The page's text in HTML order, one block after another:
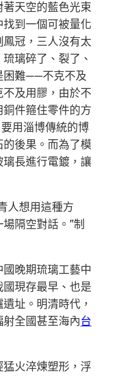
天空的藍色光束
到一個可被量化
冠，三人沒有太
璃碎了、裂了、
困難——不克不及
及用膠，由於不
件箍住零件的方
用淄博傳統的博
後果。而為了模
長進行電鍍，讓
人想用這種方
隔空對話。”制
晚期琉璃工藝中
現存最早、也是
址。明清時代，
全國甚至海內台
火淬煉塑形，浮